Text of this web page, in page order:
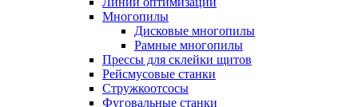
Многопилы
Дисковые многопилы
Рамные многопилы
Прессы для склейки щитов
Рейсмусовые станки
Стружкоотсосы
Фуговальные станки